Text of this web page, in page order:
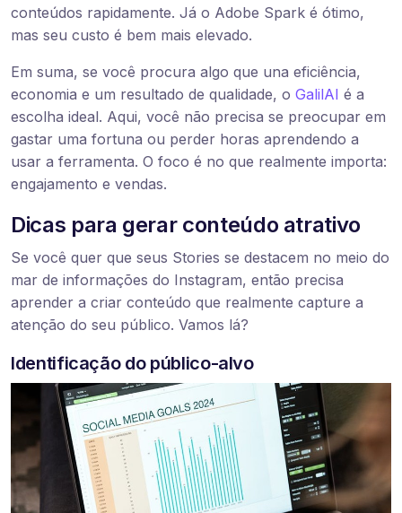
conteúdos rapidamente. Já o Adobe Spark é ótimo,
mas seu custo é bem mais elevado.
Em suma, se você procura algo que una eficiência,
economia e um resultado de qualidade, o GalilAI é a
escolha ideal. Aqui, você não precisa se preocupar em
gastar uma fortuna ou perder horas aprendendo a
usar a ferramenta. O foco é no que realmente importa:
engajamento e vendas.
Dicas para gerar conteúdo atrativo
Se você quer que seus Stories se destacem no meio do
mar de informações do Instagram, então precisa
aprender a criar conteúdo que realmente capture a
atenção do seu público. Vamos lá?
Identificação do público-alvo